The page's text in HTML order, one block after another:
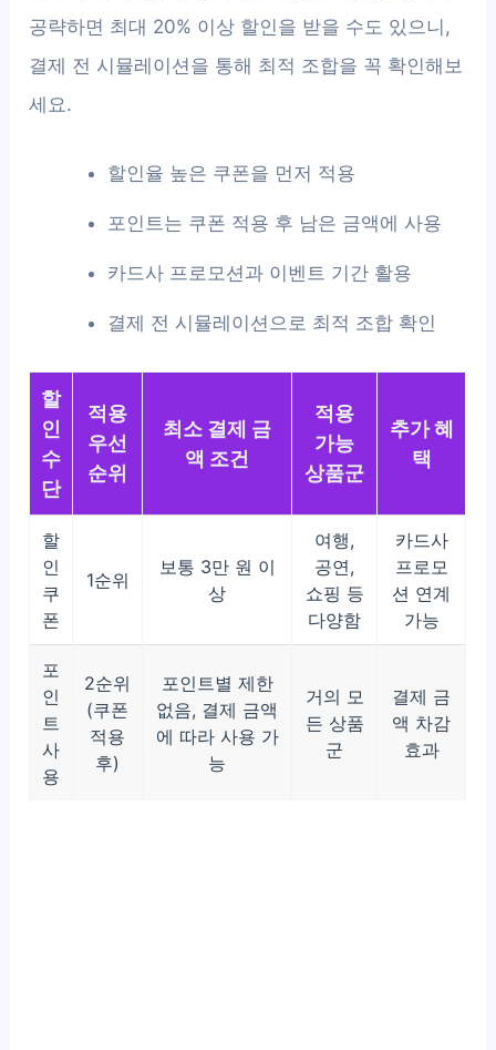
공략하면 최대 20% 이상 할인을 받을 수도 있으니,
결제 전 시뮬레이션을 통해 최적 조합을 꼭 확인해보
세요.
할인율 높은 쿠폰을 먼저 적용
포인트는 쿠폰 적용 후 남은 금액에 사용
카드사 프로모션과 이벤트 기간 활용
결제 전 시뮬레이션으로 최적 조합 확인
할
인
수
단
적용
우선
순위
최소 결제 금
액 조건
적용
가능
상품군
추가 혜
택
할
인
쿠
폰
1순위
보통 3만 원 이
상
여행,
공연,
쇼핑 등
다양함
카드사
프로모
션 연계
가능
포
인
트
사
용
2순위
(쿠폰
적용
후)
포인트별 제한
없음, 결제 금액
에 따라 사용 가
능
거의 모
든 상품
군
결제 금
액 차감
효과